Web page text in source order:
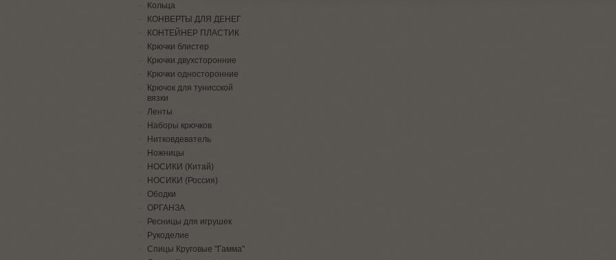
Кольца
КОНВЕРТЫ ДЛЯ ДЕНЕГ
КОНТЕЙНЕР ПЛАСТИК
Крючки блистер
Крючки двухсторонние
Крючки односторонние
Крючок для тунисской
вязки
Ленты
Наборы крючков
Нитковдеватель
Ножницы
НОСИКИ (Китай)
НОСИКИ (Россия)
Ободки
ОРГАНЗА
Ресницы для игрушек
Рукоделие
Спицы Круговые "Гамма"